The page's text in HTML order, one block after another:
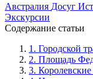
Австралия Досуг
Экскурсии
Содержание статьи
1. Городской
2. Площадь
3.